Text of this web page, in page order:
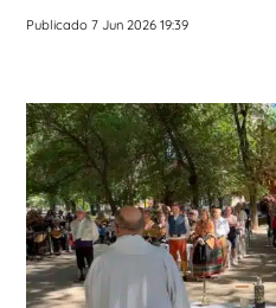
Publicado 7 Jun 2026 19:39